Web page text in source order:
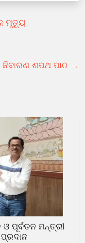
ମୃତ୍ୟୁ
ନିବାରଣ ଶପଥ ପାଠ →
ପୂର୍ବତନ ମନ୍ତ୍ରୀ